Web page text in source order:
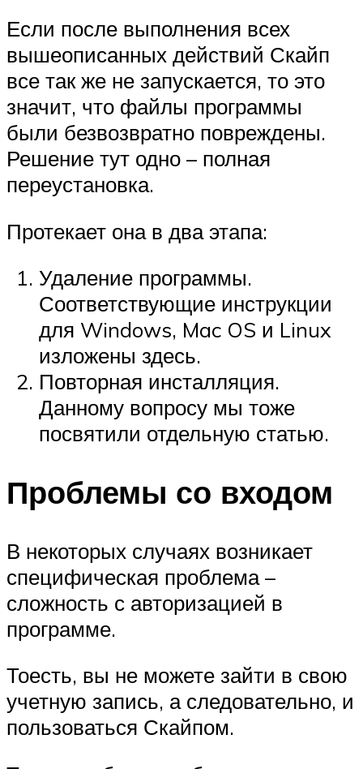
Если после выполнения всех
вышеописанных действий Скайп
все так же не запускается, то это
значит, что файлы программы
были безвозвратно повреждены.
Решение тут одно – полная
переустановка.
Протекает она в два этапа:
Удаление программы.
Соответствующие инструкции
для Windows, Mac OS и Linux
изложены здесь.
Повторная инсталляция.
Данному вопросу мы тоже
посвятили отдельную статью.
Проблемы со входом
В некоторых случаях возникает
специфическая проблема –
сложность с авторизацией в
программе.
Тоесть, вы не можете зайти в свою
учетную запись, а следовательно, и
пользоваться Скайпом.